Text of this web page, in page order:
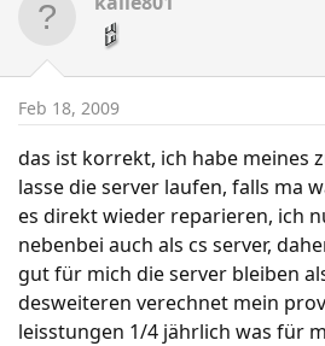
Feb 18, 2009
das ist korrekt, ich habe meines
lasse die server laufen, falls ma
es direkt wieder reparieren, ich
nebenbei auch als cs server,
gut für mich die server bleiben
desweiteren verechnet mein
leisstungen 1/4 jährlich was für